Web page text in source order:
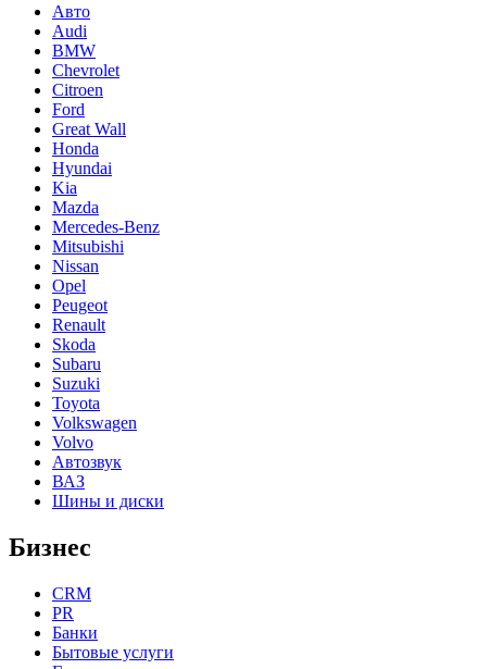
Авто
Audi
BMW
Chevrolet
Citroen
Ford
Great Wall
Honda
Hyundai
Kia
Mazda
Mercedes-Benz
Mitsubishi
Nissan
Opel
Peugeot
Renault
Skoda
Subaru
Suzuki
Toyota
Volkswagen
Volvo
Автозвук
ВАЗ
Шины и диски
Бизнес
CRM
PR
Банки
Бытовые услуги